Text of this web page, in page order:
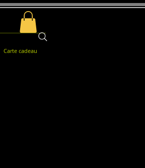
Carte cadeau